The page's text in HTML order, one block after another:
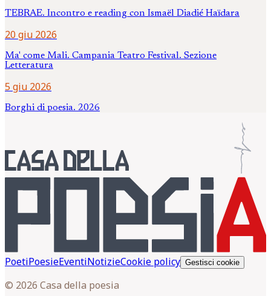
TEBRAE. Incontro e reading con Ismaël Diadié Haïdara
20 giu 2026
Ma' come Mali. Campania Teatro Festival. Sezione
Letteratura
5 giu 2026
Borghi di poesia. 2026
PoetiPoesieEventiNotizieCookie policy Gestisci cookie
© 2026 Casa della poesia